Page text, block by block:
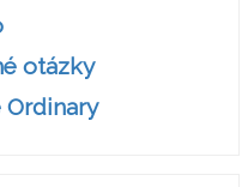
otázky
Ordinary